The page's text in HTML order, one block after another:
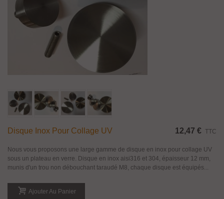
Disque Inox Pour Collage UV 12,47 € TTC
Nous vous proposons une large gamme de disque en inox pour collage UV
sous un plateau en verre. Disque en inox aisi316 et 304, épaisseur 12 mm,
munis d'un trou non débouchant taraudé M8, chaque disque est équipés...
Ajouter Au Panier